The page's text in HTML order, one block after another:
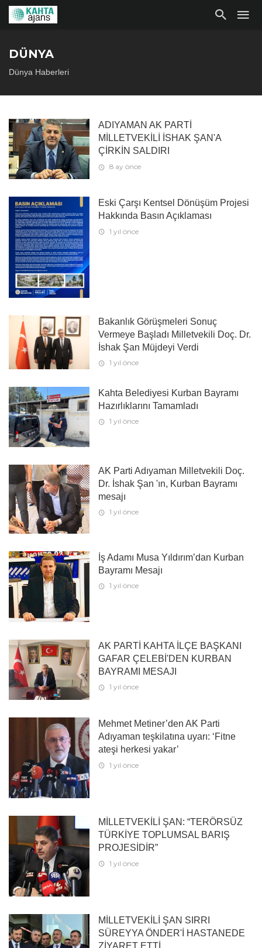
DÜNYA
Dünya Haberleri
ADIYAMAN AK PARTİ
MİLLETVEKİLİ İSHAK ŞAN'A
ÇİRKİN SALDIRI
8 ay önce
Eski Çarşı Kentsel Dönüşüm Projesi
Hakkında Basın Açıklaması
1 yıl önce
Bakanlık Görüşmeleri Sonuç
Vermeye Başladı Milletvekili Doç. Dr.
İshak Şan Müjdeyi Verdi
1 yıl önce
Kahta Belediyesi Kurban Bayramı
Hazırlıklarını Tamamladı
1 yıl önce
AK Parti Adıyaman Milletvekili Doç.
Dr. İshak Şan 'ın, Kurban Bayramı
mesajı
1 yıl önce
İş Adamı Musa Yıldırım’dan Kurban
Bayramı Mesajı
1 yıl önce
AK PARTİ KAHTA İLÇE BAŞKANI
GAFAR ÇELEBİ'DEN KURBAN
BAYRAMI MESAJI
1 yıl önce
Mehmet Metiner’den AK Parti
Adıyaman teşkilatına uyarı: ‘Fitne
ateşi herkesi yakar’
1 yıl önce
MİLLETVEKİLİ ŞAN: “TERÖRSÜZ
TÜRKİYE TOPLUMSAL BARIŞ
PROJESİDİR”
1 yıl önce
MİLLETVEKİLİ ŞAN SIRRI
SÜREYYA ÖNDER'İ HASTANEDE